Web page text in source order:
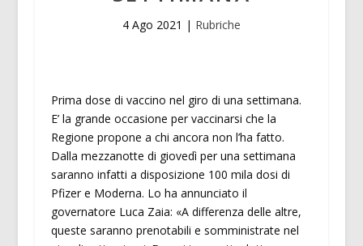
4 Ago 2021 | Rubriche
Prima dose di vaccino nel giro di una settimana.
E’ la grande occasione per vaccinarsi che la
Regione propone a chi ancora non l’ha fatto.
Dalla mezzanotte di giovedì per una settimana
saranno infatti a disposizione 100 mila dosi di
Pfizer e Moderna. Lo ha annunciato il
governatore Luca Zaia: «A differenza delle altre,
queste saranno prenotabili e somministrate nel